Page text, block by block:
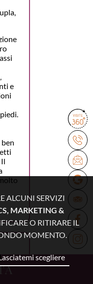
e
ALCUNI SERVIZI
MARKETING &
O RITIRARE IL
MOMENTO.
scegliere